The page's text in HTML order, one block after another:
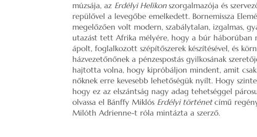
múzsája, az Erdélyi Helikonszorgalmazója és
repülővel a levegőbe emelkedett. Bornemissza
megelőzően volt modern, szabálytalan, izgalmas,
utazást tett Afrika mélyére, hogy a búr háborúban
ápolt, foglalkozott szépítőszerek készítésével, és
házvezetőnőnek a pénzespostás gyilkosának
hajtotta volna, hogy kipróbáljon mindent, amit
nőknek erre kevesebb lehetőségük nyílt. Hogy
hogy ez az elszántság nagy adag tehetséggel
olvassa el Bánffy Miklós Erdélyi történetcímű
Milóth Adrienne-t róla mintázta a szerző.